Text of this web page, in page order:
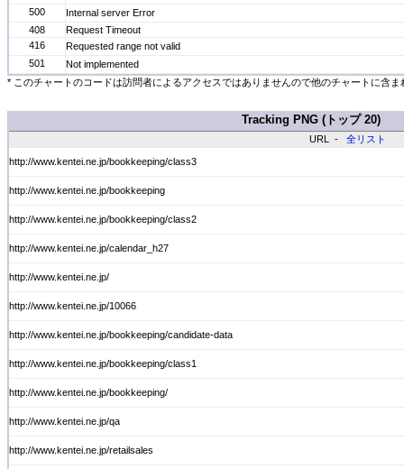
500
Internal server Error
408
Request Timeout
416
Requested range not valid
501
Not implemented
* このチャートのコードは訪問者によるアクセスではありませんので他のチャートに含ま
Tracking PNG (トップ 20)
URL - 全リスト
http://www.kentei.ne.jp/bookkeeping/class3
http://www.kentei.ne.jp/bookkeeping
http://www.kentei.ne.jp/bookkeeping/class2
http://www.kentei.ne.jp/calendar_h27
http://www.kentei.ne.jp/
http://www.kentei.ne.jp/10066
http://www.kentei.ne.jp/bookkeeping/candidate-data
http://www.kentei.ne.jp/bookkeeping/class1
http://www.kentei.ne.jp/bookkeeping/
http://www.kentei.ne.jp/qa
http://www.kentei.ne.jp/retailsales